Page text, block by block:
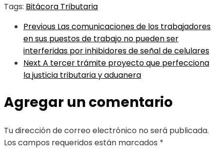
Tags: Bitácora Tributaria
Previous Las comunicaciones de los trabajadores
en sus puestos de trabajo no pueden ser
interferidas por inhibidores de señal de celulares
Next A tercer trámite proyecto que perfecciona
la justicia tributaria y aduanera
Agregar un comentario
Tu dirección de correo electrónico no será publicada.
Los campos requeridos están marcados *